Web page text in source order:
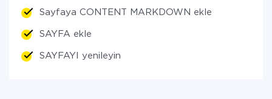
Sayfaya CONTENT MARKDOWN ekle
SAYFA ekle
SAYFAYI yenileyin